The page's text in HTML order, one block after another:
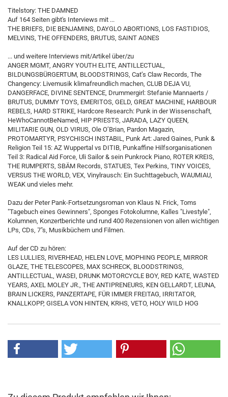
Titelstory: THE DAMNED
Auf 164 Seiten gibt's Interviews mit ...
THE BRIEFS, DIE BENJAMINS, DAYGLO ABORTIONS, LOS FASTIDIOS,
MELVINS, THE OFFENDERS, BRUTUS, SAINT AGNES
... und weitere Interviews mit/Artikel über/zu
ANGER MGMT, ANGRY YOUTH ELITE, ANTILLECTUAL,
BILDUNGSBÜRGERTUM, BLOODSTRINGS, Cat’s Claw Records, The
Changency: Livemusik klimafreundlich machen, CLUB DEJA VU,
DANGERFACE, DIVINE SENTENCE, Drummergirl: Stefanie Mannaerts /
BRUTUS, DUMMY TOYS, EMERITOS, GELD, GREAT MACHINE, HARBOUR
REBELS, HARD STRIKE, Hardcore Research: Punk in der Wissenschaft,
HeWhoCannotBeNamed, HIP PRIESTS, JARADA, LAZY QUEEN,
MILITARIE GUN, OLD VIRUS, Ole O’Brian, Pardon Magazin,
PROTOMARTYR, PSYCHISCH INSTABIL, Punk Art: Jared Gaines, Punk &
Religion Teil 15: AZ Wuppertal vs DITIB, Punkaffine Hilfsorganisationen
Teil 3: Radical Aid Force, Uli Sailor & sein Punkrock Piano, ROTER KREIS,
THE RUMPERTS, SBÄM Records, STATUES, Tex Perkins, TINY VOICES,
VERSUS THE WORLD, VEX, Vinylrausch: Ein Suchttagebuch, WAUMIAU,
WEAK und vieles mehr.
Dazu der Peter Pank-Fortsetzungsroman von Klaus N. Frick, Toms
"Tagebuch eines Gewinners", Sponges Fotokolumne, Kalles "Livestyle",
Kolumnen, Konzertberichte und rund 400 Rezensionen von allen wichtigen
LPs, CDs, 7"s, Musikbüchern und Filmen.
Auf der CD zu hören:
LES LULLIES, RIVERHEAD, HELEN LOVE, MOPHING PEOPLE, MIRROR
GLAZE, THE TELESCOPES, MAX SCHRECK, BLOODSTRINGS,
ANTILLECTUAL, WASEI, DRUNK MOTORCYCLE BOY, RED KATE, WASTED
YEARS, AXEL MOLEY JR., THE ANTIPRENEURS, KEN GELLARDT, LEUNA,
BRAIN LICKERS, PANZERTAPE, FÜR IMMER FREITAG, IRRITATOR,
KNALLKOPP, GISELA VON HINTEN, KRHS, VETO, HOLY WILD HOG